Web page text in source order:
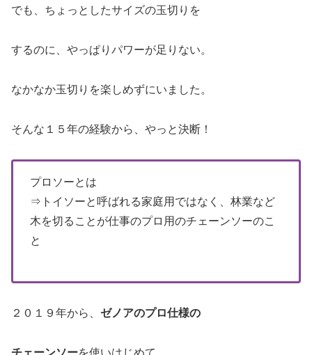
でも、ちょっとしたサイズの玉切りを
するのに、やっぱりパワーが足りない。
なかなか玉切りを楽しめずにいました。
そんな１５年の経験から、やっと決断！
プロソーとは
⇒トイソーと呼ばれる家庭用ではなく、林業など
木を切ることが仕事のプロ用のチェーンソーのこ
と
２０１９年から、 ゼノアのプロ仕様の
チェーンソーを使いはじめて、